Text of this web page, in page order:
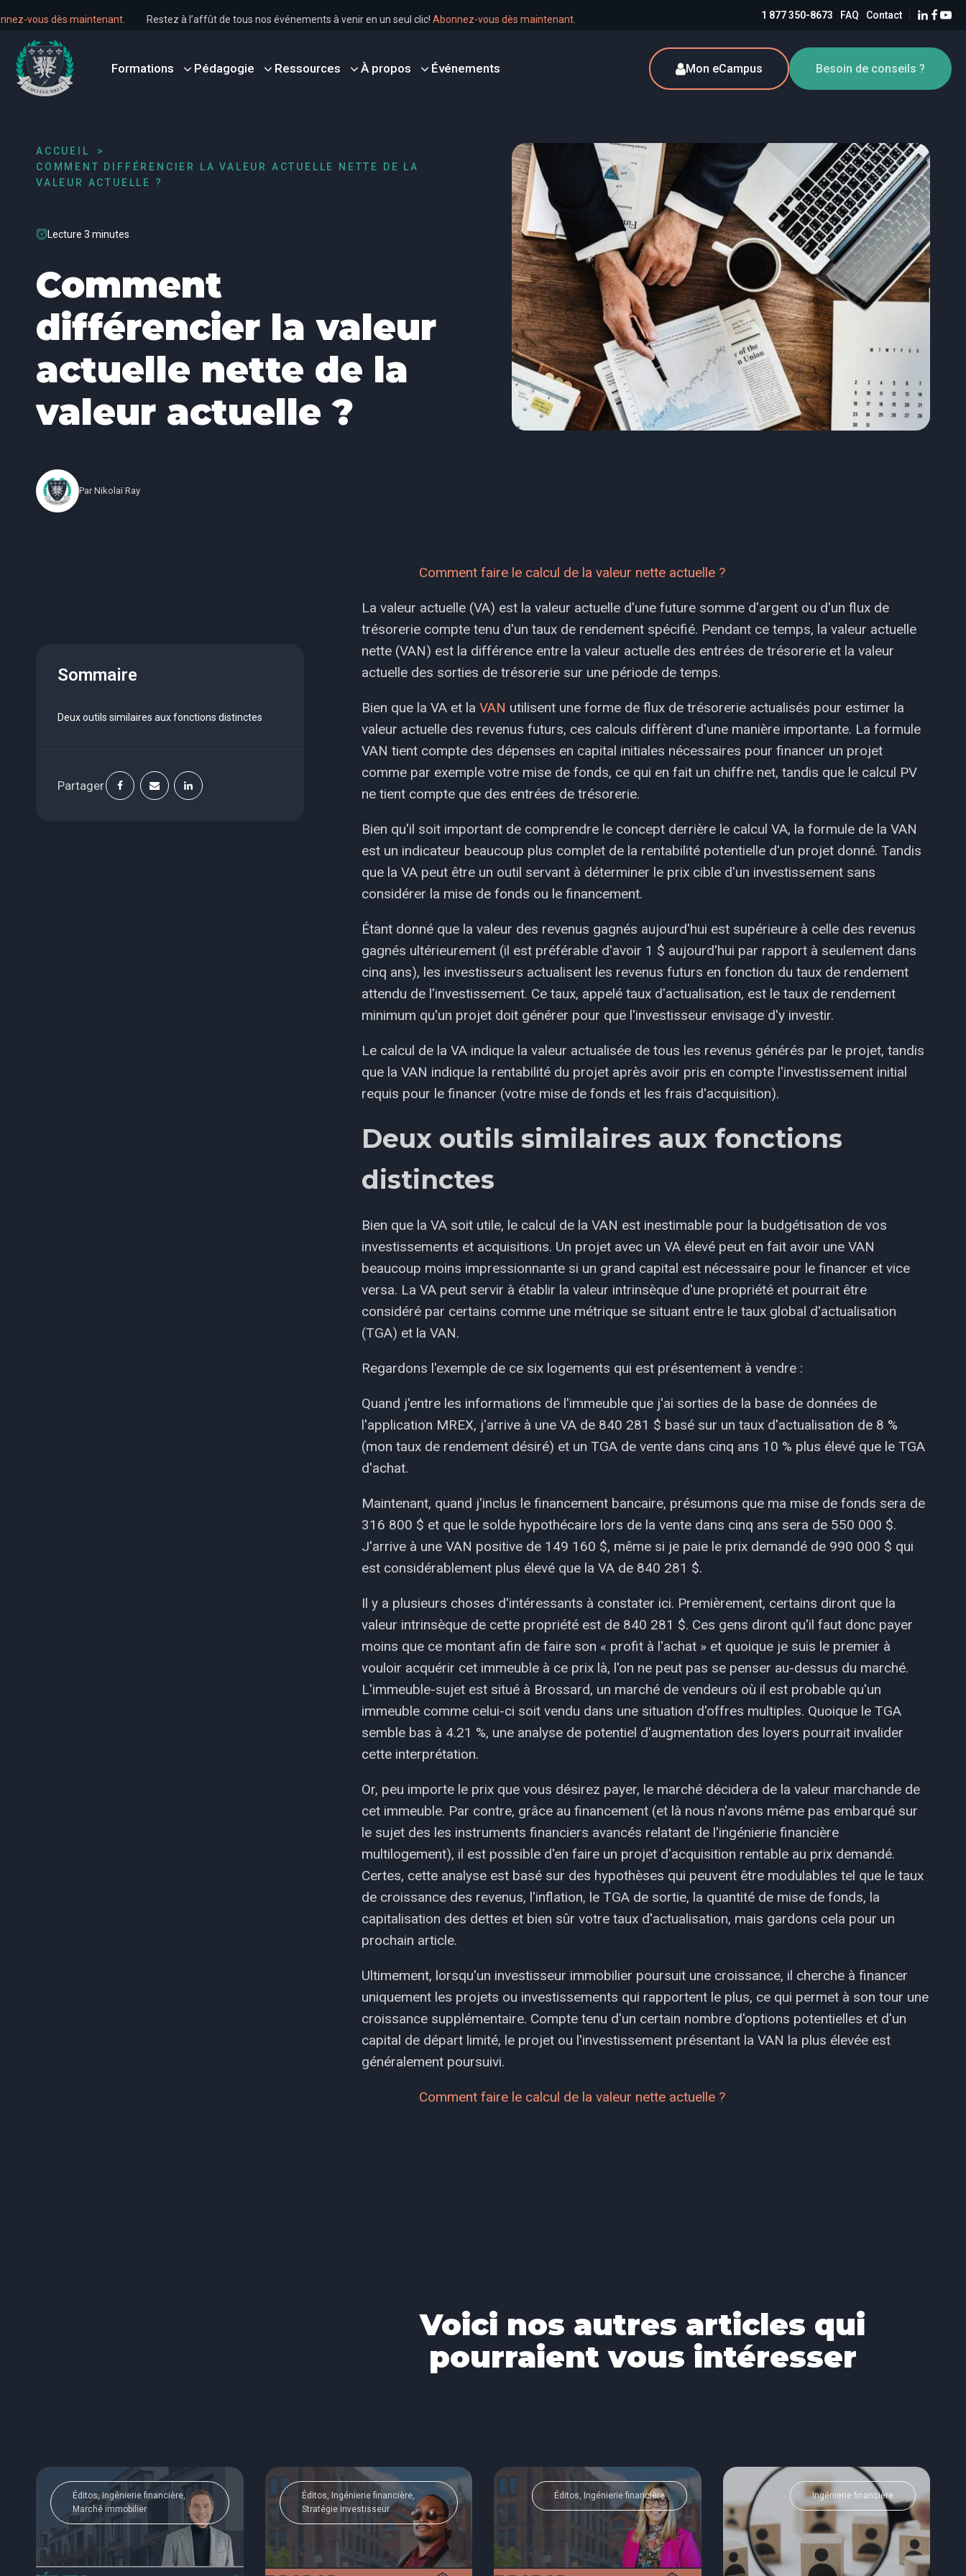
Abonnez-vous dès maintenant . Restez à l’affût de tous nos événements à venir en un seul clic!Abonnez-vous dès maintenant 1 877 350-8673 FAQ Contact
Formations Pédagogie Ressources À propos Événements Mon eCampus Besoin de conseils ?
ACCUEIL
COMMENT DIFFÉRENCIER LA VALEUR ACTUELLE NETTE DE LA
VALEUR ACTUELLE ?
Lecture 3 minutes
Comment
différencier la valeur
actuelle nette de la
valeur actuelle ?
Par Nikolaï Ray
Sommaire
Deux outils similaires aux fonctions distinctes
Partager
Comment faire le calcul de la valeur nette actuelle ?
La valeur actuelle (VA) est la valeur actuelle d'une future somme d'argent ou d'un flux de
trésorerie compte tenu d'un taux de rendement spécifié. Pendant ce temps, la valeur actuelle
nette (VAN) est la différence entre la valeur actuelle des entrées de trésorerie et la valeur
actuelle des sorties de trésorerie sur une période de temps.
Bien que la VA et laVAN utilisent une forme de flux de trésorerie actualisés pour estimer la
valeur actuelle des revenus futurs, ces calculs diffèrent d'une manière importante. La formule
VAN tient compte des dépenses en capital initiales nécessaires pour financer un projet
comme par exemple votre mise de fonds, ce qui en fait un chiffre net, tandis que le calcul PV
ne tient compte que des entrées de trésorerie.
Bien qu'il soit important de comprendre le concept derrière le calcul VA, la formule de la VAN
est un indicateur beaucoup plus complet de la rentabilité potentielle d'un projet donné. Tandis
que la VA peut être un outil servant à déterminer le prix cible d'un investissement sans
considérer la mise de fonds ou le financement.
Étant donné que la valeur des revenus gagnés aujourd'hui est supérieure à celle des revenus
gagnés ultérieurement (il est préférable d'avoir 1 $ aujourd'hui par rapport à seulement dans
cinq ans), les investisseurs actualisent les revenus futurs en fonction du taux de rendement
attendu de l'investissement. Ce taux, appelé taux d'actualisation, est le taux de rendement
minimum qu'un projet doit générer pour que l'investisseur envisage d'y investir.
Le calcul de la VA indique la valeur actualisée de tous les revenus générés par le projet, tandis
que la VAN indique la rentabilité du projet après avoir pris en compte l'investissement initial
requis pour le financer (votre mise de fonds et les frais d'acquisition).
Deux outils similaires aux fonctions
distinctes
Bien que la VA soit utile, le calcul de la VAN est inestimable pour la budgétisation de vos
investissements et acquisitions. Un projet avec un VA élevé peut en fait avoir une VAN
beaucoup moins impressionnante si un grand capital est nécessaire pour le financer et vice
versa. La VA peut servir à établir la valeur intrinsèque d'une propriété et pourrait être
considéré par certains comme une métrique se situant entre le taux global d'actualisation
(TGA) et la VAN.
Regardons l'exemple de ce six logements qui est présentement à vendre :
Quand j'entre les informations de l'immeuble que j'ai sorties de la base de données de
l'application MREX, j'arrive à une VA de 840 281 $ basé sur un taux d'actualisation de 8 %
(mon taux de rendement désiré) et un TGA de vente dans cinq ans 10 % plus élevé que le TGA
d'achat.
Maintenant, quand j'inclus le financement bancaire, présumons que ma mise de fonds sera de
316 800 $ et que le solde hypothécaire lors de la vente dans cinq ans sera de 550 000 $.
J'arrive à une VAN positive de 149 160 $, même si je paie le prix demandé de 990 000 $ qui
est considérablement plus élevé que la VA de 840 281 $.
Il y a plusieurs choses d'intéressants à constater ici. Premièrement, certains diront que la
valeur intrinsèque de cette propriété est de 840 281 $. Ces gens diront qu'il faut donc payer
moins que ce montant afin de faire son « profit à l'achat » et quoique je suis le premier à
vouloir acquérir cet immeuble à ce prix là, l'on ne peut pas se penser au-dessus du marché.
L'immeuble-sujet est situé à Brossard, un marché de vendeurs où il est probable qu'un
immeuble comme celui-ci soit vendu dans une situation d'offres multiples. Quoique le TGA
semble bas à 4.21 %, une analyse de potentiel d'augmentation des loyers pourrait invalider
cette interprétation.
Or, peu importe le prix que vous désirez payer, le marché décidera de la valeur marchande de
cet immeuble. Par contre, grâce au financement (et là nous n'avons même pas embarqué sur
le sujet des les instruments financiers avancés relatant de l'ingénierie financière
multilogement), il est possible d'en faire un projet d'acquisition rentable au prix demandé.
Certes, cette analyse est basé sur des hypothèses qui peuvent être modulables tel que le taux
de croissance des revenus, l'inflation, le TGA de sortie, la quantité de mise de fonds, la
capitalisation des dettes et bien sûr votre taux d'actualisation, mais gardons cela pour un
prochain article.
Ultimement, lorsqu'un investisseur immobilier poursuit une croissance, il cherche à financer
uniquement les projets ou investissements qui rapportent le plus, ce qui permet à son tour une
croissance supplémentaire. Compte tenu d'un certain nombre d'options potentielles et d'un
capital de départ limité, le projet ou l'investissement présentant la VAN la plus élevée est
généralement poursuivi.
Comment faire le calcul de la valeur nette actuelle ?
Voici nos autres articles qui
pourraient vous intéresser
Éditos, Ingénierie financière,
Marché immobilier
Éditos, Ingénierie financière,
Stratégie investisseur
Éditos, Ingénierie financière Ingénierie financière